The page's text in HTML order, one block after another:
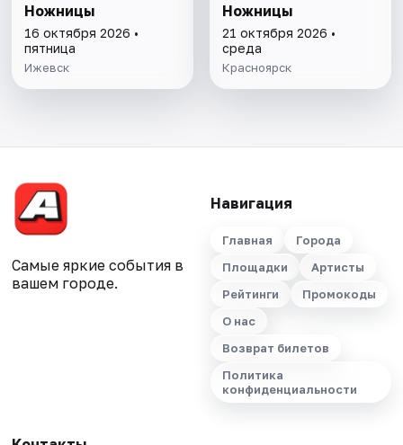
Ножницы
16 октября 2026 •
пятница
Ижевск
Ножницы
21 октября 2026 •
среда
Красноярск
Самые яркие события в
вашем городе.
Навигация
Главная
Города
Площадки
Артисты
Рейтинги
Промокоды
О нас
Возврат билетов
Политика
конфиденциальности